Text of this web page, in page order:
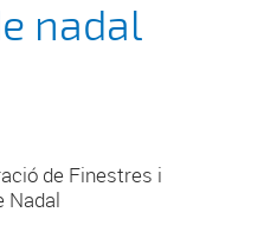
nadal
de Finestres i
Nadal